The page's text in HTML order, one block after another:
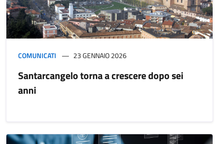
COMUNICATI 23 GENNAIO 2026
Santarcangelo torna a crescere dopo sei
anni